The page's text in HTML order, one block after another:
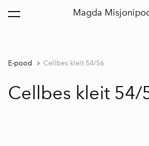
Magda
lisati ostukorvi. Vaata ostukorvi
E-pood Cellbes kleit 54/56
Cellbes kleit 54/